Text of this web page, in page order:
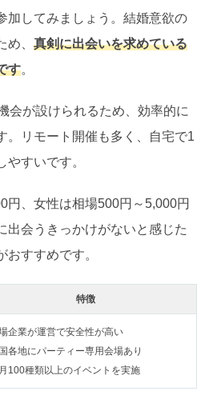
加してみましょう。結婚意欲の
、 真剣に出会いを求めている
す。
会が設けられるため、効率的に
。リモート開催も多く、自宅で1
やすいです。
円、女性は相場500円～5,000円
出会うきっかけがないと感じた
おすすめです。
特徴
企業が運営で安全性が高い
各地にパーティー専用会場あり
月100種類以上のイベントを実施